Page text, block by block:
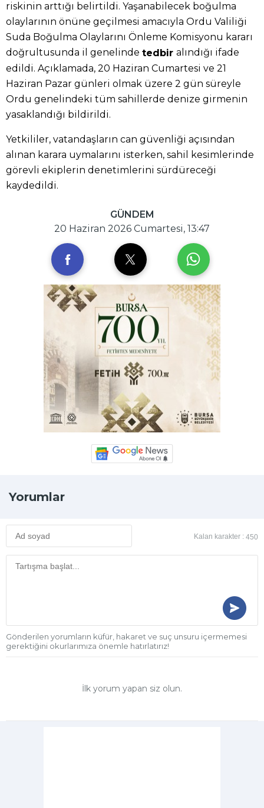
riskinin arttığı belirtildi. Yaşanabilecek boğulma
olaylarının önüne geçilmesi amacıyla Ordu Valiliği
Suda Boğulma Olaylarını Önleme Komisyonu kararı
doğrultusunda il genelinde tedbir alındığı ifade
edildi. Açıklamada, 20 Haziran Cumartesi ve 21
Haziran Pazar günleri olmak üzere 2 gün süreyle
Ordu genelindeki tüm sahillerde denize girmenin
yasaklandığı bildirildi.
Yetkililer, vatandaşların can güvenliği açısından
alınan karara uymalarını isterken, sahil kesimlerinde
görevli ekiplerin denetimlerini sürdüreceği
kaydedildi.
GÜNDEM
20 Haziran 2026 Cumartesi, 13:47
Yorumlar
Kalan karakter : 450
Gönderilen yorumların küfür, hakaret ve suç unsuru içermemesi
gerektiğini okurlarımıza önemle hatırlatırız!
İlk yorum yapan siz olun.